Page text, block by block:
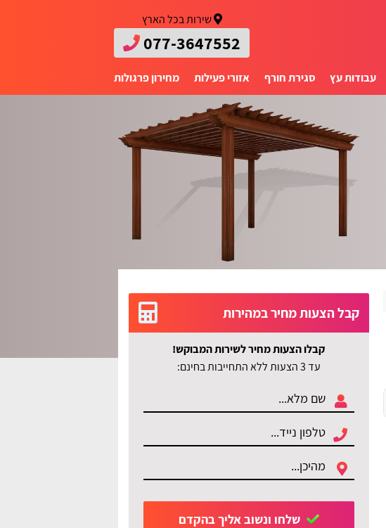
שירות בכל הארץ
077-3647552
עבודות עץ סגירת חורף אזורי פעילות מחירון פרגולות
קבל הצעות מחיר במהירות
קבלו הצעות מחיר לשירות המבוקש!
עד 3 הצעות ללא התחייבות בחינם:
שלחו ונשוב אליך בהקדם